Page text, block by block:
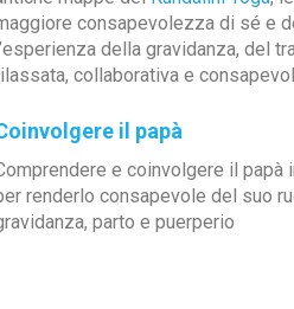
consapevolezza di sé e
della gravidanza, del
collaborativa e
il papà
e coinvolgere il papà
renderlo consapevole del suo
parto e puerperio